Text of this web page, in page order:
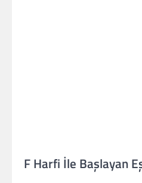
F Harfi İle Başlayan